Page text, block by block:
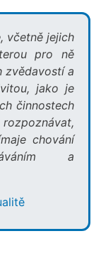
včetně jejich
pro ně
zvědavostí a
jako je
činnostech
chování
a